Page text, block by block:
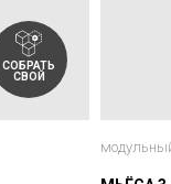
СОБРАТЬ
СВОЙ